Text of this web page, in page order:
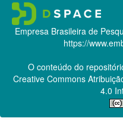
Empresa Brasileira de
https://
O conteúdo do
Creative Commons
4.0